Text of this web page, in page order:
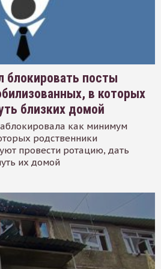
блокировать посты
в которых
близких домой
как минимум
родственники
провести ротацию, дать
их домой